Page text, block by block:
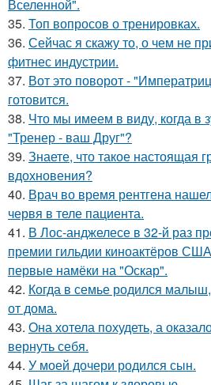
Вселенной".
35. Топ вопросов о тренировках.
36. Сейчас я скажу то, о чем не
фитнес индустрии.
37. Вот это поворот -
готовится.
38. Что мы имеем в виду, когда в
"Тренер - ваш Друг"?
39. Знаете, что такое настоящая
вдохновения?
40. Врач во время рентгена
червя в теле пациента.
41. В Лос-анджелесе в 32-й раз
премии гильдии киноактёров
первые намёки на "Оскар".
42. Когда в семье родился
от дома.
43. Она хотела похудеть, а
вернуть себя.
44. У моей дочери родился сын.